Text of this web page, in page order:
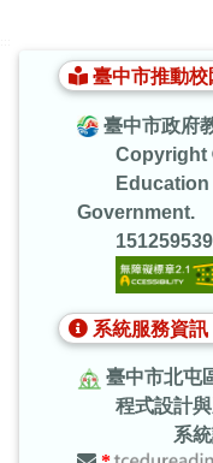
臺中市推動
臺中市政府
Copyright ©
Education
Government.
151259539
系統服務資訊
臺中市北屯
程式設計與
系統諮